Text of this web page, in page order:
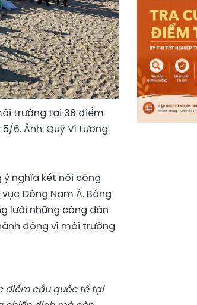
trường tại 38 điểm
6. Ảnh: Quỹ Vì tương
nghĩa kết nối cộng
Đông Nam Á. Bằng
lưới những công dân
động vì môi trường
điểm cầu quốc tế tại